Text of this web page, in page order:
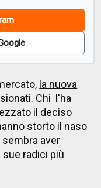
la nuova
Chi l'ha
il deciso
storto il naso
aver
sue radici più